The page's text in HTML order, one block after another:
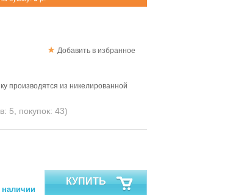
Добавить в избранное
производятся из никелированной
5, покупок: 43)
наличии
КУПИТЬ